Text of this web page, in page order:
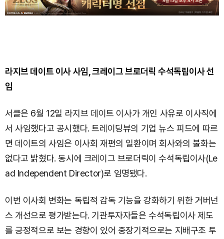
라지브 데이트 이사 사임, 크레이그 브로더릭 수석독립이사 선
임
서클은 6월 12일 라지브 데이트 이사가 개인 사유로 이사직에
서 사임했다고 공시했다. 트레이딩뷰의 기업 뉴스 피드에 따르
면 데이트의 사임은 이사회 재편의 일환이며 회사와의 불화는
없다고 밝혔다. 동시에 크레이그 브로더릭이 수석독립이사(Le
ad Independent Director)로 임명됐다.
이번 이사회 변화는 독립적 감독 기능을 강화하기 위한 거버넌
스 개선으로 평가받는다. 기관투자자들은 수석독립이사 제도
를 긍정적으로 보는 경향이 있어 중장기적으로는 지배구조 투